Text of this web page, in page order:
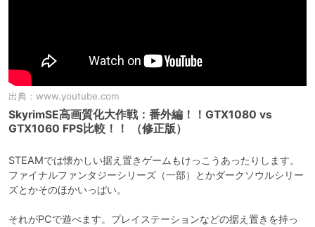
出典： www.youtube.com
SkyrimSE高画質化大作戦：番外編！！GTX1080 vs
GTX1060 FPS比較！！ （修正版）
STEAMでは懐かしい据え置きゲームもけっこうあったりします。
ファイナルファンタジーシリーズ（一部）とかダークソウルシリー
ズとかそのほかいっぱい。
それがPCで遊べます。プレイステーションなどの据え置きを持っ